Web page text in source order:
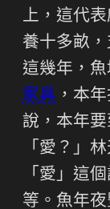
上，這代
養十多畝
這幾年，
家具 ，本
說，本年
「愛？」
「愛」這
等。魚年夜